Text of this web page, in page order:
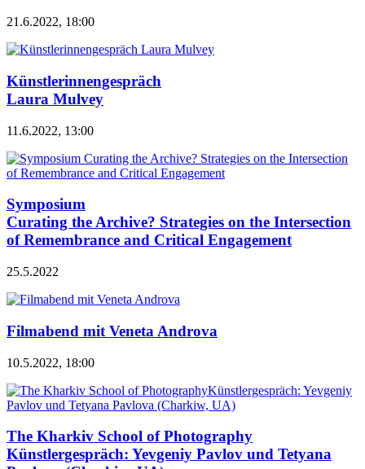
21.6.2022, 18:00
Künstlerinnengespräch
Laura Mulvey
11.6.2022, 13:00
Symposium
Curating the Archive? Strategies on the Intersection
of Remembrance and Critical Engagement
25.5.2022
Filmabend mit Veneta Androva
10.5.2022, 18:00
The Kharkiv School of Photography
Künstlergespräch: Yevgeniy Pavlov und Tetyana